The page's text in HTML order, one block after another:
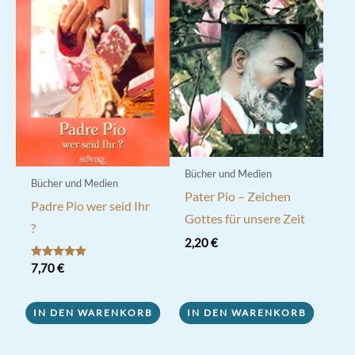
Bücher und Medien
Padre Pio wer seid Ihr
?
Bewertet mit
5.00
7,70€
IN DEN WARENKORB
Bücher und Medien
Pater Pio – Zeichen
Gottes für unsere Zeit
2,20€
IN DEN WARENKORB